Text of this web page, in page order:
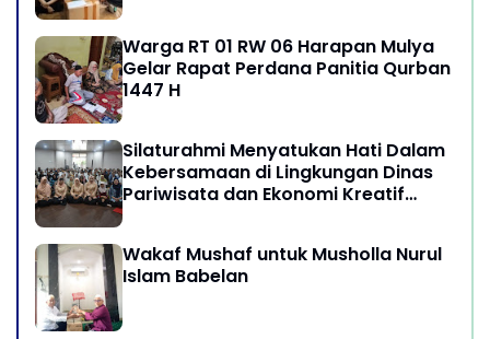
Warga RT 01 RW 06 Harapan Mulya
Gelar Rapat Perdana Panitia Qurban
1447 H
Silaturahmi Menyatukan Hati Dalam
Kebersamaan di Lingkungan Dinas
Pariwisata dan Ekonomi Kreatif
Wakaf Mushaf untuk Musholla Nurul
Islam Babelan